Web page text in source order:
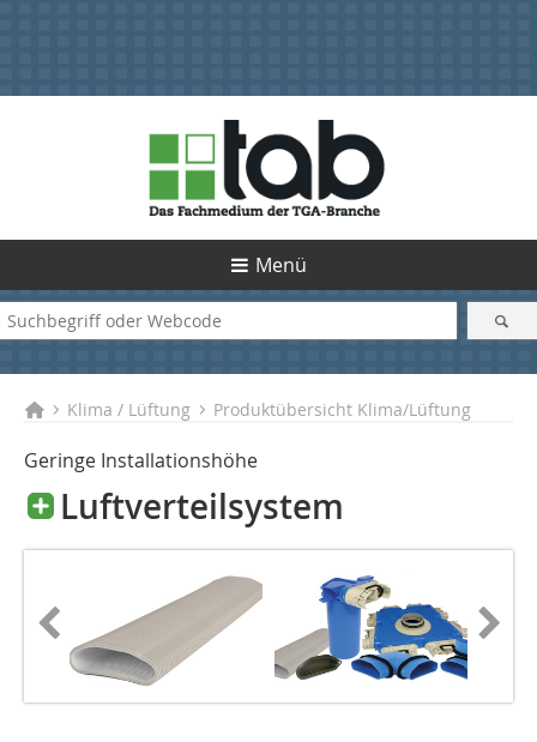
Menü
Klima / Lüftung Produktübersicht Klima/Lüftung
Geringe Installationshöhe
Luftverteilsystem